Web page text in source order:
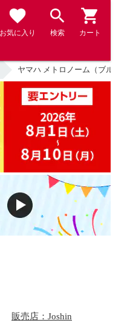
お気に入り 検索 カート
ヤマハ メトロノーム（ブルー
販売店：Joshin